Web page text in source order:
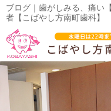
ブログ｜歯がしみる、痛い
者【こばやし方南町歯科】